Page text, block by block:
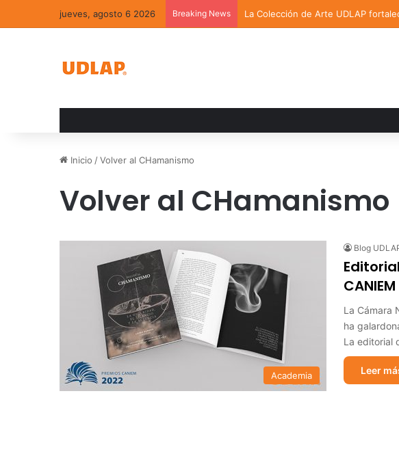
jueves, agosto 6 2026 Breaking News La Colección de Arte UDLAP
Inicio /Volver al CHamanismo
Volver al CHamanismo
Academia
Blog
La Cámara
ha
La editorial
Leer